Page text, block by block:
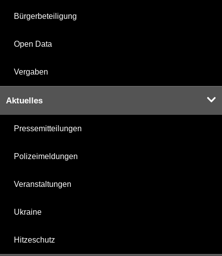
Bürgerbeteiligung
Open Data
Vergaben
Aktuelles
Pressemitteilungen
Polizeimeldungen
Veranstaltungen
Ukraine
Hitzeschutz